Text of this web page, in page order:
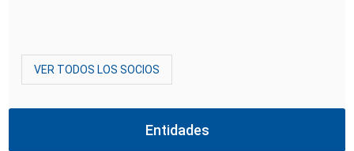
VER TODOS LOS SOCIOS
Entidades